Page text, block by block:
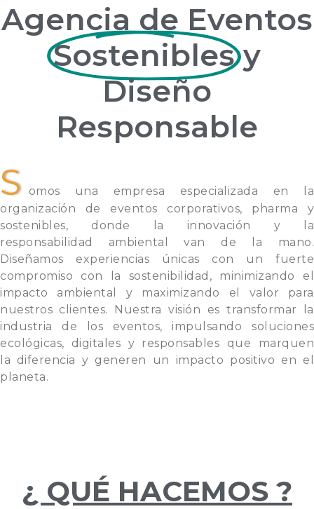
Agencia de Eventos
Sostenibles y
Diseño
Responsable
S
omos una empresa especializada en la
organización de eventos corporativos, pharma y
sostenibles, donde la innovación y la
responsabilidad ambiental van de la mano.
Diseñamos experiencias únicas con un fuerte
compromiso con la sostenibilidad, minimizando el
impacto ambiental y maximizando el valor para
nuestros clientes. Nuestra visión es transformar la
industria de los eventos, impulsando soluciones
ecológicas, digitales y responsables que marquen
la diferencia y generen un impacto positivo en el
planeta.
¿ QUÉ HACEMOS ?